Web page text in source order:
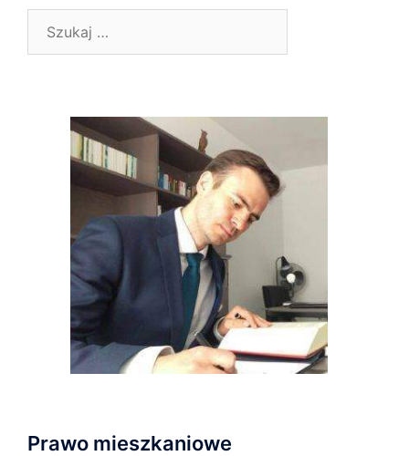
Prawo mieszkaniowe